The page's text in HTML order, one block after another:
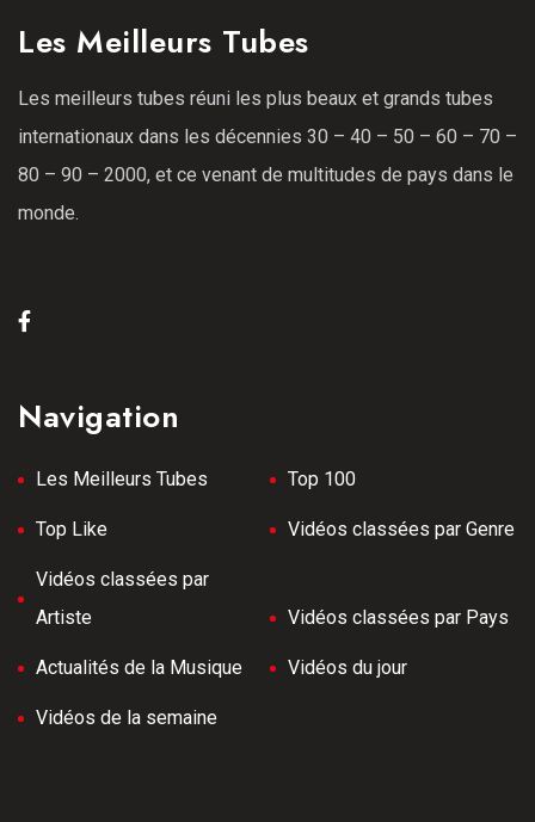
Les Meilleurs Tubes
Les meilleurs tubes réuni les plus beaux et grands tubes
internationaux dans les décennies 30 – 40 – 50 – 60 – 70 –
80 – 90 – 2000, et ce venant de multitudes de pays dans le
monde.
Navigation
Les Meilleurs Tubes Top 100
Top Like Vidéos classées par Genre
Vidéos classées par
Artiste
Vidéos classées par Pays
Actualités de la Musique Vidéos du jour
Vidéos de la semaine